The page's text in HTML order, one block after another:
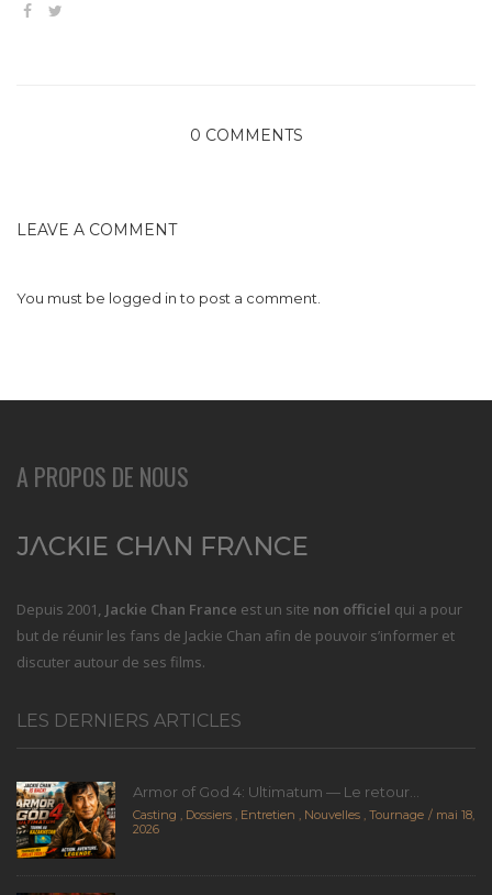
0 COMMENTS
LEAVE A COMMENT
You must be logged into post a comment.
A PROPOS DE NOUS
Depuis 2001, Jackie Chan France est un site non officiel qui a pour
but de réunir les fans de Jackie Chan afin de pouvoir s’informer et
discuter autour de ses films.
LES DERNIERS ARTICLES
Armor of God 4: Ultimatum — Le retour...
Casting , Dossiers , Entretien , Nouvelles , Tournage
mai 18,
2026